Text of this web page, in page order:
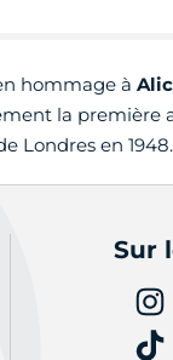
hommage à
la
Londres en 1948.
Sur